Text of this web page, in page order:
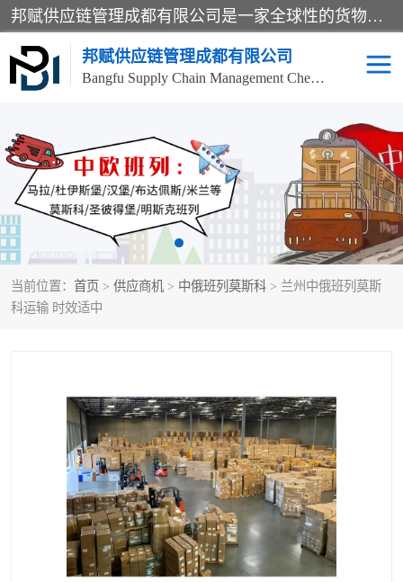
邦赋供应链管理成都有限公司是一家全球性的货物运输代理公司，主要从事：波兰中欧班列、德国中欧班列、出口莫斯科班列、中欧班列进口、蓉欧铁路、成都出口空运等业务，同时亦提供报关、报检、仓储、码头操作等服务。
邦赋供应链管理成都有限公司
Bangfu Supply Chain Management Chengdu Co.,LTD
当前位置： 首页 > 供应商机 > 中俄班列莫斯科 > 兰州中俄班列莫斯
科运输 时效适中
进出口门到门 成都中欧班列
国际汽运 国际空运
食品进口物流清关 南美海运
中俄铁路班列 中欧班列进口红酒啤酒
蓉欧班列进口机械设备 马来西亚物流
东南亚铁路 铁路出口拼箱/整柜
中俄班列莫斯科